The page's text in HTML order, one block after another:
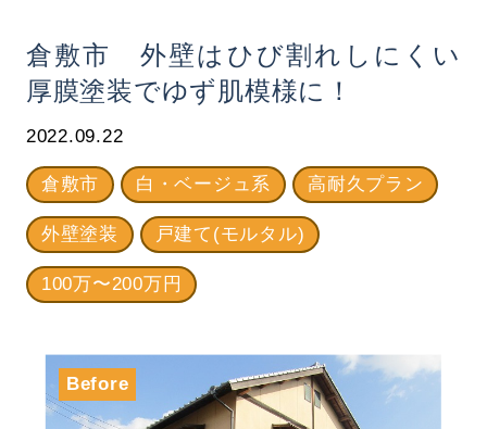
倉敷市 外壁はひび割れしにくい
厚膜塗装でゆず肌模様に！
2022.09.22
倉敷市 白・ベージュ系 高耐久プラン
外壁塗装 戸建て(モルタル)
100万〜200万円